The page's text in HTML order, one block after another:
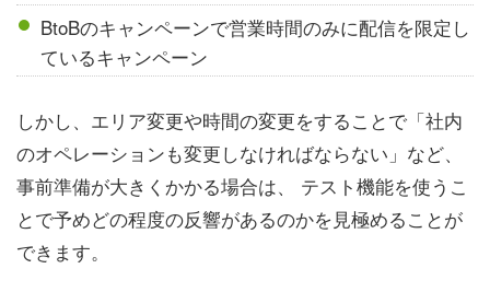
BtoBのキャンペーンで営業時間のみに配信を限定し
ているキャンペーン
しかし、エリア変更や時間の変更をすることで「社内
のオペレーションも変更しなければならない」など、
事前準備が大きくかかる場合は、 テスト機能を使うこ
とで予めどの程度の反響があるのかを見極めることが
できます。